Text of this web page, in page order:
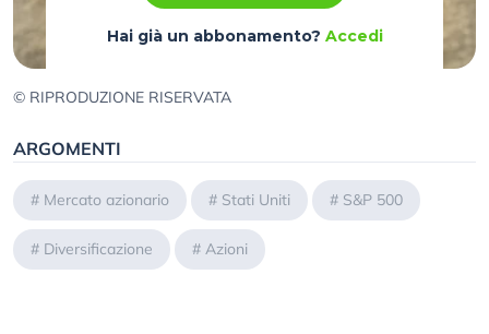
Hai già un abbonamento? Accedi
© RIPRODUZIONE RISERVATA
ARGOMENTI
# Mercato azionario # Stati Uniti # S&P 500
# Diversificazione # Azioni